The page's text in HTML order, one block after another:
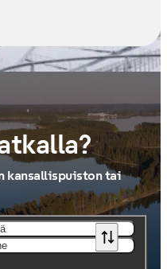
kansallispuiston tai